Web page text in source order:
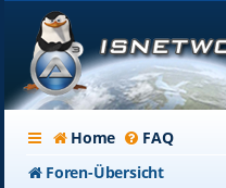
Home FAQ
Foren-Übersicht